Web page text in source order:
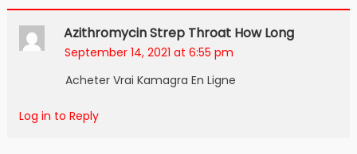
Azithromycin Strep Throat How Long
September 14, 2021 at 6:55 pm
Acheter Vrai Kamagra En Ligne
Log in to Reply